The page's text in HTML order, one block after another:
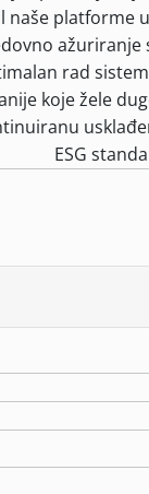
platforme
ažuriranje
rad
koje žele
ESG